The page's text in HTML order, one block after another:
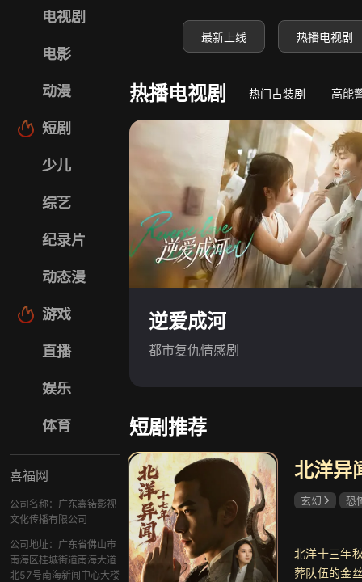
电视剧
电影
动漫
短剧
少儿
综艺
纪录片
动态漫
游戏
直播
娱乐
体育
喜福网
公司名称：广东鑫锘影视
文化传播有限公司
公司地址：广东省佛山市
南海区桂城街道南海大道
北57号南海新闻中心大楼
最新上线 热播电视剧
热播电视剧 热门古装剧 高能
逆爱成河
都市复仇情感剧
短剧推荐
北洋异
玄幻 恐
北洋十三年
葬队伍的金